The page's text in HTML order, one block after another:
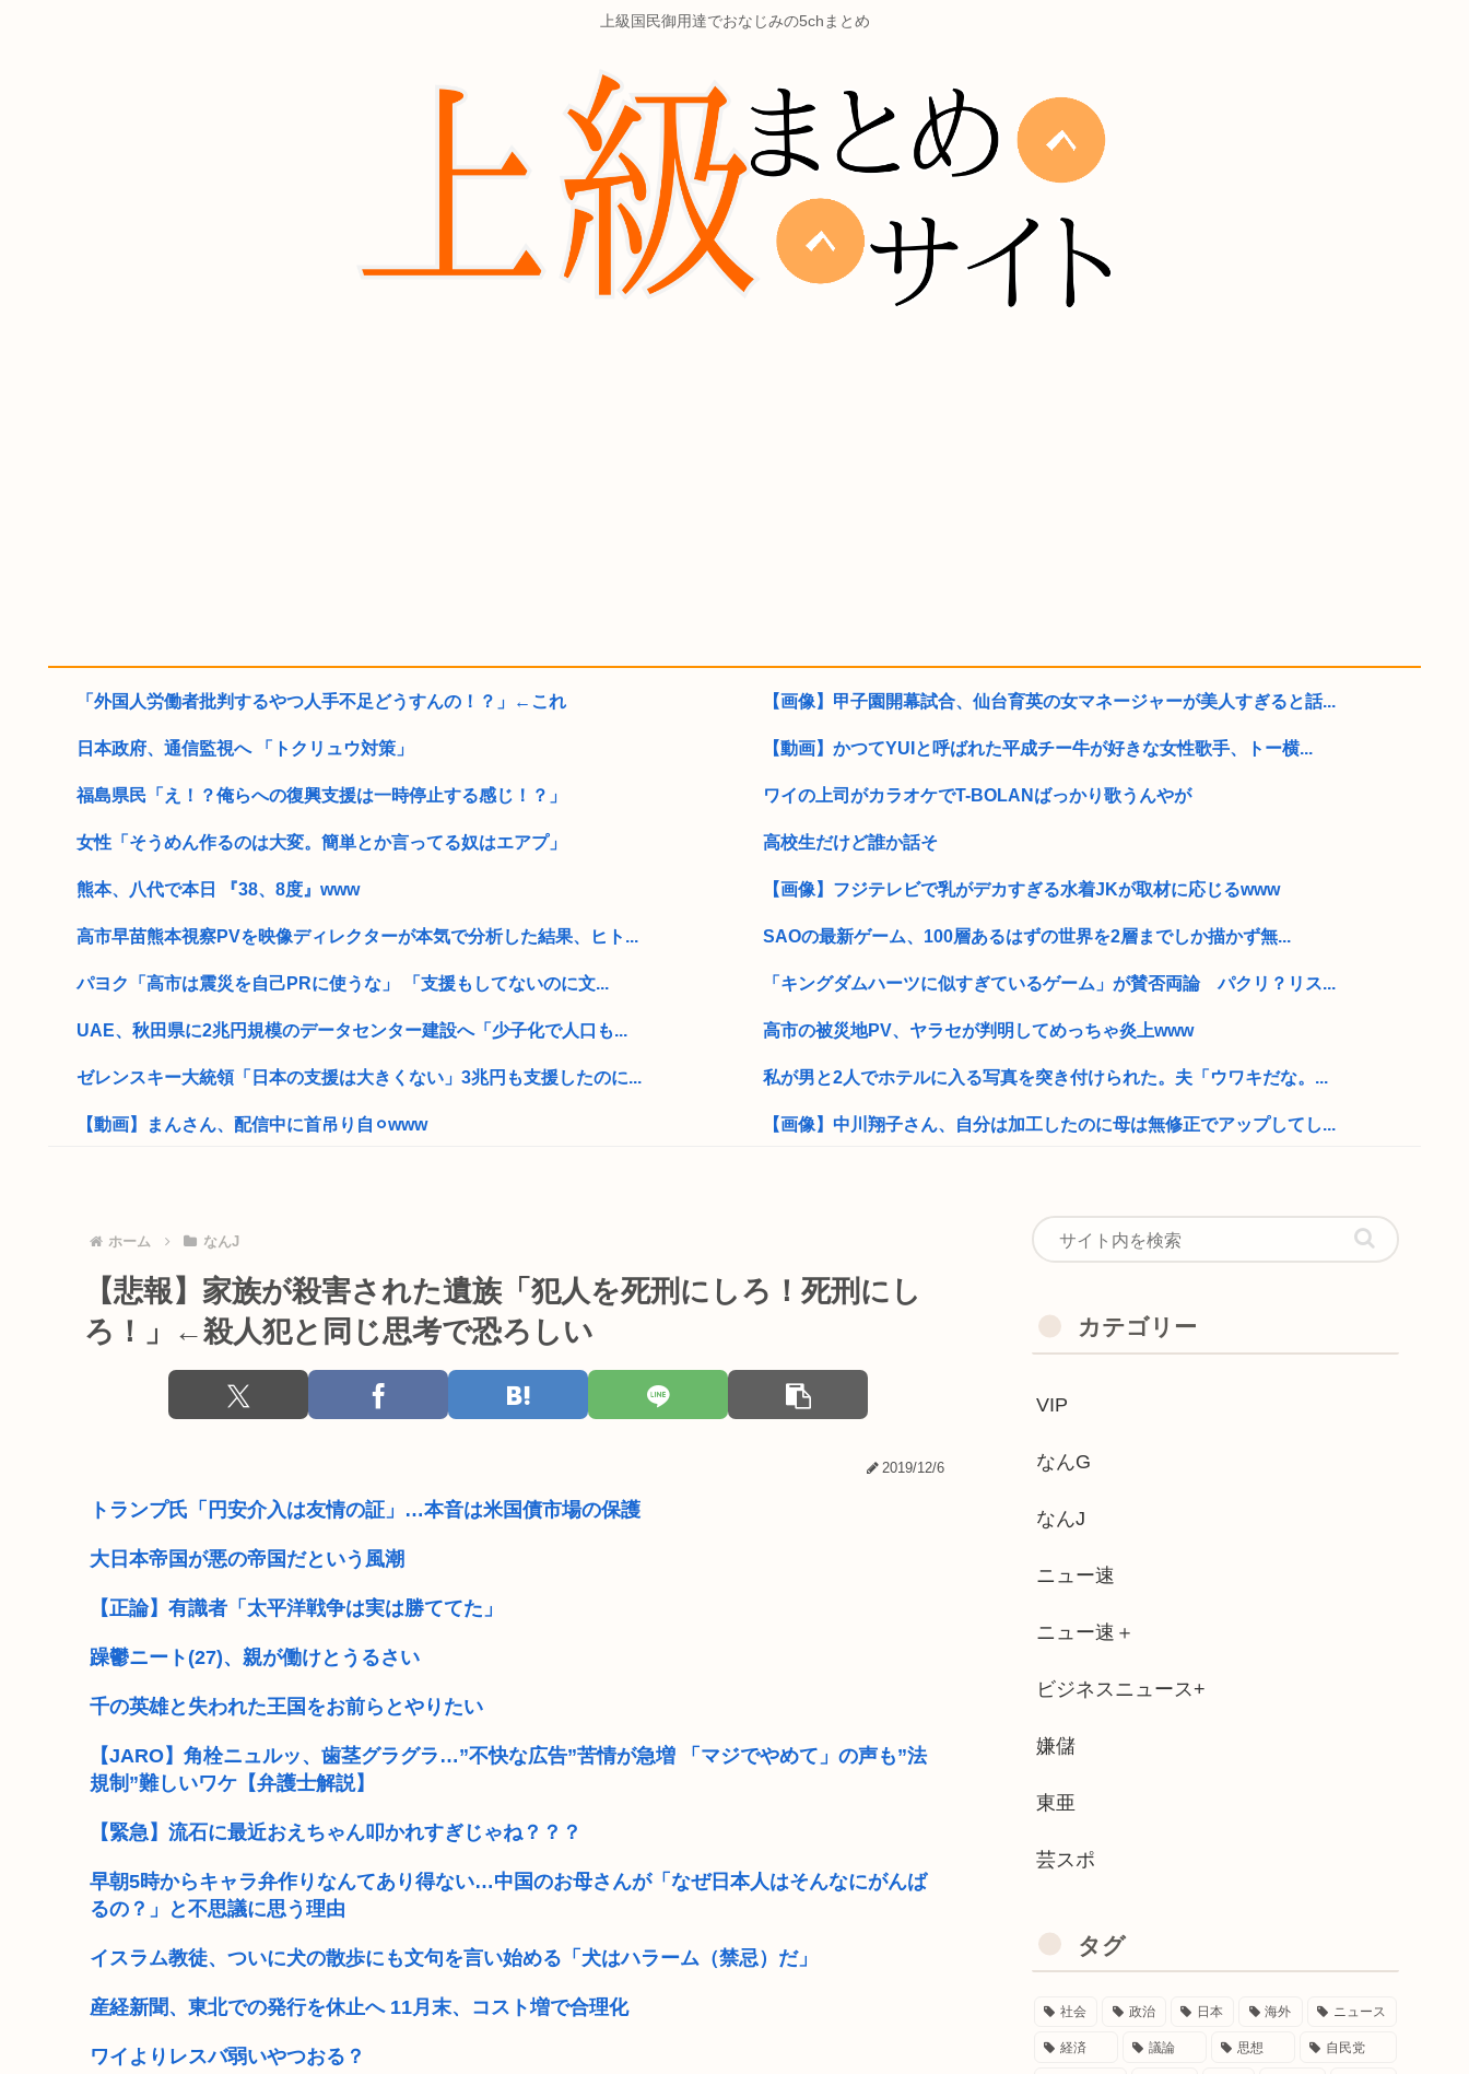
上級国民御用達でおなじみの5chまとめ
「外国人労働者批判するやつ人手不足どうすんの！？」←これ
日本政府、通信監視へ 「トクリュウ対策」
福島県民「え！？俺らへの復興支援は一時停止する感じ！？」
女性「そうめん作るのは大変。簡単とか言ってる奴はエアプ」
熊本、八代で本日 『38、8度』www
高市早苗熊本視察PVを映像ディレクターが本気で分析した結果、ヒト...
パヨク「高市は震災を自己PRに使うな」 「支援もしてないのに文...
UAE、秋田県に2兆円規模のデータセンター建設へ「少子化で人口も...
ゼレンスキー大統領「日本の支援は大きくない」3兆円も支援したのに...
【動画】まんさん、配信中に首吊り自⚪︎www
存在しない県作ってフェミガキども騙すぞ
株式投資、若年男性の自信喪失の原因に。6割超が「人生の敗者」自認...
女子スポーツ←性的魅力以外男子スポーツの下位互換という事実
割とマジで年収400以下の人ってどう暮らしてるの？この人たちが自...
日本、トイレットペーパー輸入44%増 輸入品の7割が中国産 ネト...
【画像】広島市長のスピーチを聞いてる時の高市早苗の顔www
【画像】甲子園開幕試合、仙台育英の女マネージャーが美人すぎると話...
【動画】かつてYUIと呼ばれた平成チー牛が好きな女性歌手、トー横...
ワイの上司がカラオケでT-BOLANばっかり歌うんやが
高校生だけど誰か話そ
【画像】フジテレビで乳がデカすぎる水着JKが取材に応じるwww
SAOの最新ゲーム、100層あるはずの世界を2層までしか描かず無...
「キングダムハーツに似すぎているゲーム」が賛否両論 パクリ？リス...
高市の被災地PV、ヤラセが判明してめっちゃ炎上www
私が男と2人でホテルに入る写真を突き付けられた。夫「ウワキだな。...
【画像】中川翔子さん、自分は加工したのに母は無修正でアップしてし...
【動画】FC版ドラクエ4のラナルータの演出が凄いと話題。ファミコ...
冥王計画ゼオライマーさんたった2回のスパロボ参戦で大人気ロボ作品...
「日本製メモリ」に世界中から注文殺到、1兆5000億円で工場増築...
東大数学科首席なんだけど、家庭教師先でトラブって大学やめることに...
【画像】漫画「サンキューピッチ」6巻の表紙の絵www
放火って燃やされる側にも問題あるわけだし、無罪でよくね？
音楽愛好家「クラシック音楽のオーケストラはガラガラなのに、ゲーム...
ホーム なんJ
【悲報】家族が殺害された遺族「犯人を死刑にしろ！死刑にし
ろ！」←殺人犯と同じ思考で恐ろしい
2019/12/6
トランプ氏「円安介入は友情の証」…本音は米国債市場の保護
大日本帝国が悪の帝国だという風潮
【正論】有識者「太平洋戦争は実は勝ててた」
躁鬱ニート(27)、親が働けとうるさい
千の英雄と失われた王国をお前らとやりたい
【JARO】角栓ニュルッ、歯茎グラグラ…”不快な広告”苦情が急増 「マジでやめて」の声も”法
規制”難しいワケ【弁護士解説】
【緊急】流石に最近おえちゃん叩かれすぎじゃね？？？
早朝5時からキャラ弁作りなんてあり得ない…中国のお母さんが「なぜ日本人はそんなにがんば
るの？」と不思議に思う理由
イスラム教徒、ついに犬の散歩にも文句を言い始める「犬はハラーム（禁忌）だ」
産経新聞、東北での発行を休止へ 11月末、コスト増で合理化
ワイよりレスバ弱いやつおる？
カテゴリー
VIP
なんG
なんJ
ニュー速
ニュー速＋
ビジネスニュース+
嫌儲
東亜
芸スポ
タグ
社会 政治 日本 海外 ニュース
経済 議論 思想 自民党